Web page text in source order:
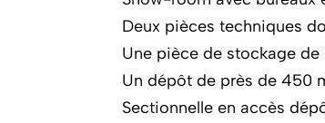
Deux pièces techniques
Une pièce de stockage de
Un dépôt de près de 450
Sectionnelle en accès